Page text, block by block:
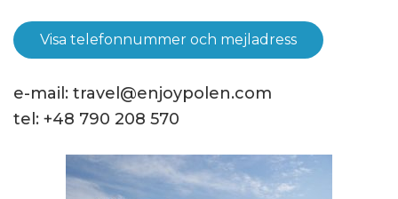
Visa telefonnummer och mejladress
e-mail: travel@enjoypolen.com
tel: +48 790 208 570